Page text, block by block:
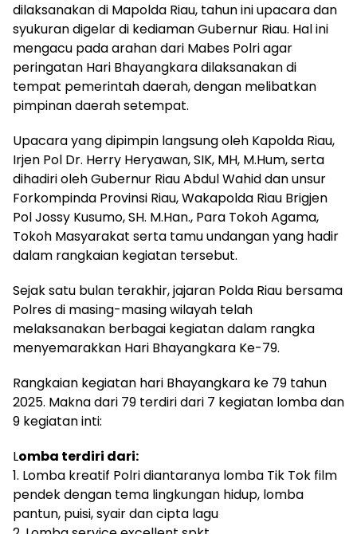
dilaksanakan di Mapolda Riau, tahun ini upacara dan
syukuran digelar di kediaman Gubernur Riau. Hal ini
mengacu pada arahan dari Mabes Polri agar
peringatan Hari Bhayangkara dilaksanakan di
tempat pemerintah daerah, dengan melibatkan
pimpinan daerah setempat.
Upacara yang dipimpin langsung oleh Kapolda Riau,
Irjen Pol Dr. Herry Heryawan, SIK, MH, M.Hum, serta
dihadiri oleh Gubernur Riau Abdul Wahid dan unsur
Forkompinda Provinsi Riau, Wakapolda Riau Brigjen
Pol Jossy Kusumo, SH. M.Han., Para Tokoh Agama,
Tokoh Masyarakat serta tamu undangan yang hadir
dalam rangkaian kegiatan tersebut.
Sejak satu bulan terakhir, jajaran Polda Riau bersama
Polres di masing-masing wilayah telah
melaksanakan berbagai kegiatan dalam rangka
menyemarakkan Hari Bhayangkara Ke-79.
Rangkaian kegiatan hari Bhayangkara ke 79 tahun
2025. Makna dari 79 terdiri dari 7 kegiatan lomba dan
9 kegiatan inti:
Lomba terdiri dari:
1. Lomba kreatif Polri diantaranya lomba Tik Tok film
pendek dengan tema lingkungan hidup, lomba
pantun, puisi, syair dan cipta lagu